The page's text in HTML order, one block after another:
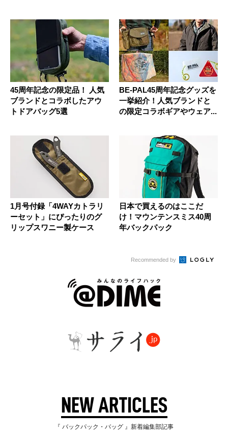
45周年記念の限定品！ 人気
ブランドとコラボしたアウ
トドアバッグ5選
BE-PAL45周年記念グッズを
一挙紹介！人気ブランドと
の限定コラボギアやウェア...
1月号付録「4WAYカトラリ
ーセット」にぴったりのグ
リップスワニー製ケース
日本で買えるのはここだ
け！マウンテンスミス40周
年バックパック
Recommended by
NEW ARTICLES
『 バックパック・バッグ 』新着編集部記事